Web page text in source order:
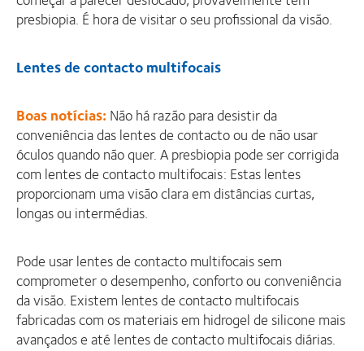
presbiopia. É hora de visitar o seu profissional da visão.
Lentes de contacto multifocais
Boas notícias: Não há razão para desistir da
conveniência das lentes de contacto ou de não usar
óculos quando não quer. A presbiopia pode ser corrigida
com lentes de contacto multifocais: Estas lentes
proporcionam uma visão clara em distâncias curtas,
longas ou intermédias.
Pode usar lentes de contacto multifocais sem
comprometer o desempenho, conforto ou conveniência
da visão. Existem lentes de contacto multifocais
fabricadas com os materiais em hidrogel de silicone mais
avançados e até lentes de contacto multifocais diárias.